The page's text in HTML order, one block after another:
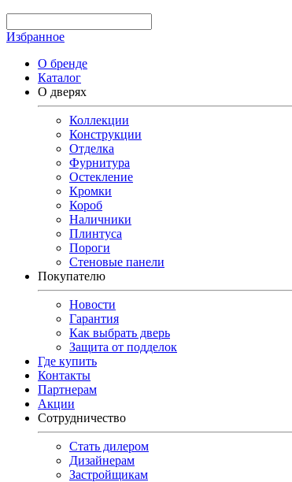
Избранное
О бренде
Каталог
О дверях
Коллекции
Конструкции
Отделка
Фурнитура
Остекление
Кромки
Короб
Наличники
Плинтуса
Пороги
Стеновые панели
Покупателю
Новости
Гарантия
Как выбрать дверь
Защита от подделок
Где купить
Контакты
Партнерам
Акции
Сотрудничество
Стать дилером
Дизайнерам
Застройщикам